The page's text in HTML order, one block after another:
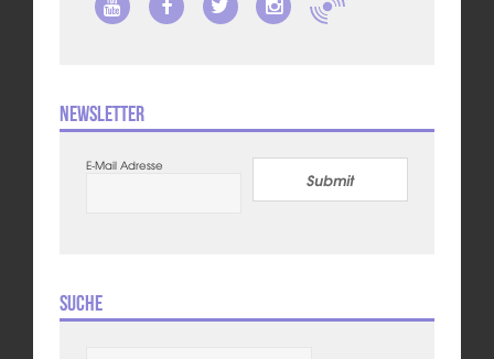
Newsletter
E-Mail Adresse
Submit
Suche